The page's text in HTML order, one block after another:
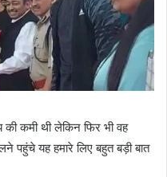
कमी थी लेकिन फिर भी वह
पहुंचे यह हमारे लिए बहुत बड़ी बात